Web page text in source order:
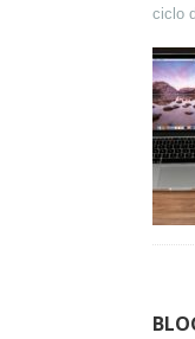
ciclo